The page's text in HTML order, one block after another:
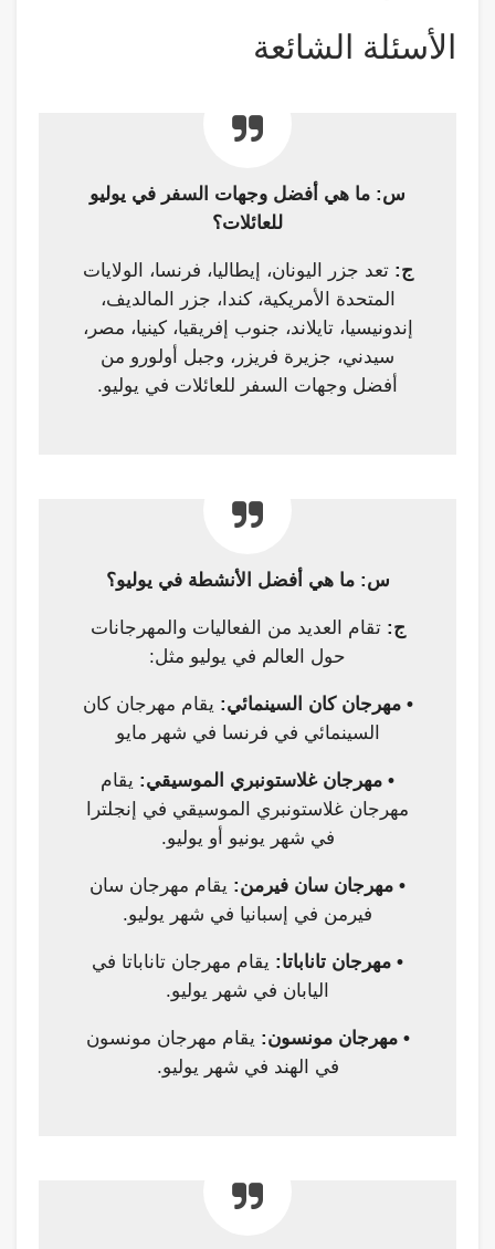
الأسئلة الشائعة
س: ما هي أفضل وجهات السفر في يوليو
للعائلات؟
ج: تعد جزر اليونان، إيطاليا، فرنسا، الولايات
المتحدة الأمريكية، كندا، جزر المالديف،
إندونيسيا، تايلاند، جنوب إفريقيا، كينيا، مصر،
سيدني، جزيرة فريزر، وجبل أولورو من
أفضل وجهات السفر للعائلات في يوليو.
س: ما هي أفضل الأنشطة في يوليو؟
ج: تقام العديد من الفعاليات والمهرجانات
حول العالم في يوليو مثل:
• مهرجان كان السينمائي: يقام مهرجان كان
السينمائي في فرنسا في شهر مايو
• مهرجان غلاستونبري الموسيقي: يقام
مهرجان غلاستونبري الموسيقي في إنجلترا
في شهر يونيو أو يوليو.
• مهرجان سان فيرمن: يقام مهرجان سان
فيرمن في إسبانيا في شهر يوليو.
• مهرجان تاناباتا: يقام مهرجان تاناباتا في
اليابان في شهر يوليو.
• مهرجان مونسون: يقام مهرجان مونسون
في الهند في شهر يوليو.